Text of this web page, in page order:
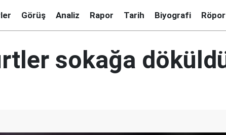
Görüş Analiz Rapor Tarih Biyografi
sokağa